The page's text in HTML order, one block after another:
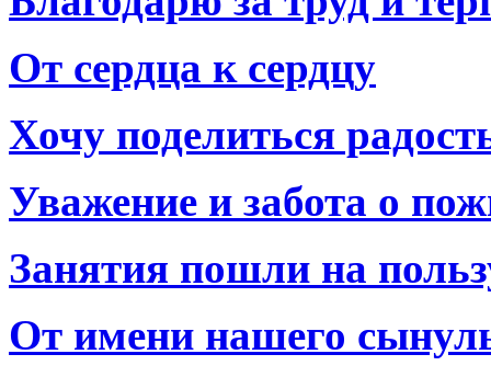
От сердца к сердцу
Хочу поделиться
Уважение и забота о
Занятия пошли на
От имени нашего